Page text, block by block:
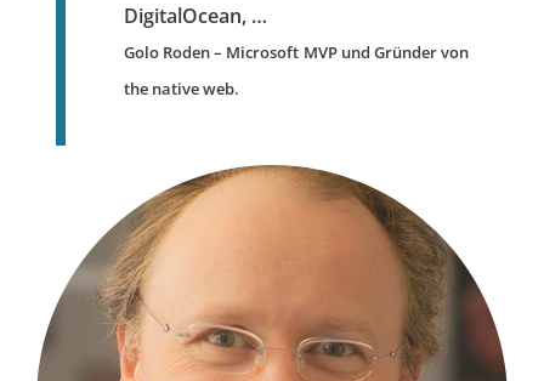
DigitalOcean, …
Golo Roden – Microsoft MVP und Gründer von
the native web.